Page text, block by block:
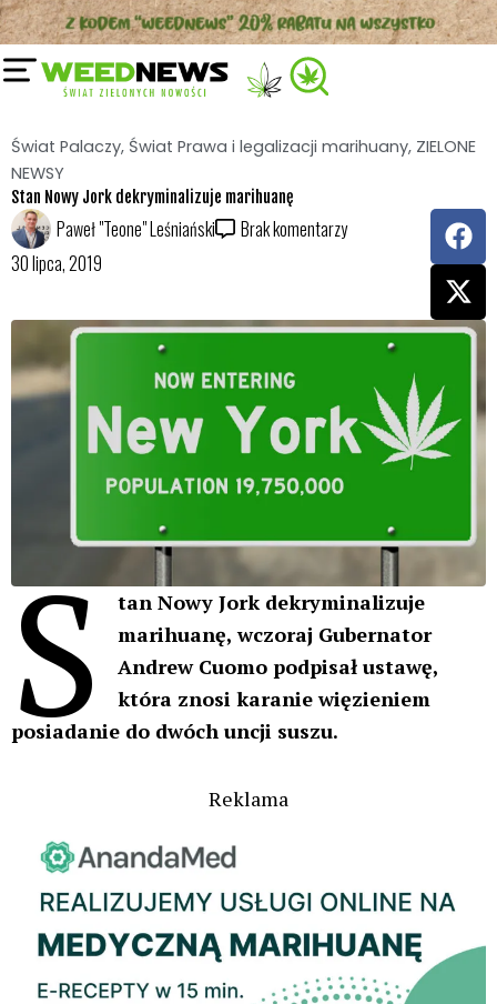
Przejdź
do
treści
Świat Palaczy, Świat Prawa i legalizacji marihuany, ZIELONE
NEWSY
Stan Nowy Jork dekryminalizuje marihuanę
Paweł "Teone" Leśniański
Brak komentarzy
30 lipca, 2019
F
a
c
e
b
k
X
-
t
w
i
e
S
tan Nowy Jork dekryminalizuje
marihuanę, wczoraj Gubernator
Andrew Cuomo podpisał ustawę,
która znosi karanie więzieniem
posiadanie do dwóch uncji suszu.
Reklama